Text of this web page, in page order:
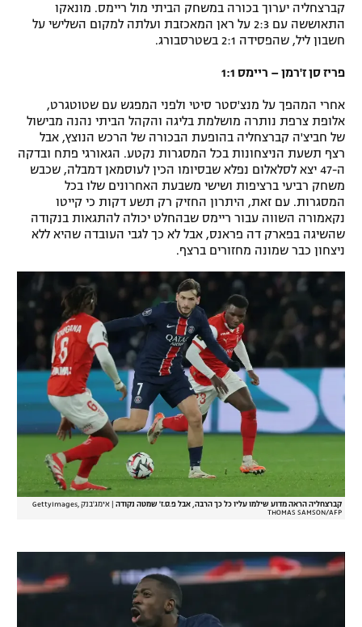
תקנון עבור פעילות אלקטרה
גיימינג E-Sports
תנאי שימוש
מדיניות פרטיות
תקנון פעילות ספורט 1
רשיון להקרנה פומבית לבית עסק
הצטרפות לחבילת הערוצים
לוח דרושים – ג'ובנט
המגזין
פוטבול אמריקאי NFL
בייסבול MLB
אומנויות לחימה
גיימינג E-Sports
קברצחליה יערוך בכורה במשחק הביתי מול ריימס. מונאקו
התאוששה עם 2:3 על ראן המאכזבת ועלתה למקום השלישי על
חשבון ליל, שהפסידה 2:1 בשטרסבורג.
פריז סן ז'רמן – ריימס 1:1
אחרי המהפך על מנצ'סטר סיטי ולפני המפגש עם שטוטגרט,
אלופת צרפת נותרה מושלמת בליגה והקהל הביתי נהנה מבישול
של חביצ'ה קברצחליה בהופעת הבכורה של הרכש הנוצץ, אבל
רצף תשעת הניצחונות בכל המסגרות נקטע. הגאורגי פתח ובדקה
ה-47 יצא לסלאלום נפלא שבסיומו הכין לעוסמאן דמבלה, שכבש
משחק רביעי ברציפות ושישי משבעת האחרונים שלו בכל
המסגרות. עם זאת, היתרון החזיק רק תשע דקות כי קייטו
נקאמורה השווה עבור ריימס שבהחלט יכולה להתגאות בנקודה
שהשיגה בפארק דה פראנס, אבל לא כך לגבי העובדה שהיא ללא
ניצחון כבר שמונה מחזורים ברצף.
קברצחליה הראה מדוע שילמו עליו כל כך הרבה, אבל פ.ס.ז' שמטה נקודה
אימג'בנק GettyImages,
THOMAS SAMSON/AFP